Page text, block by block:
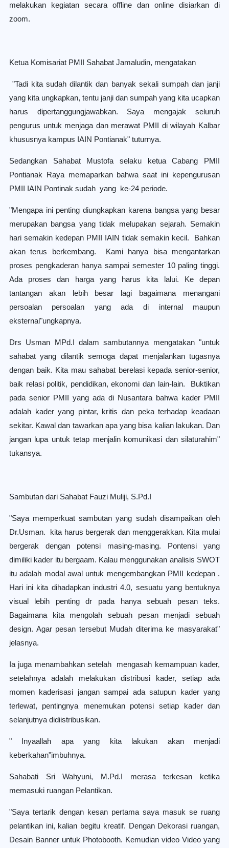
melakukan kegiatan secara offline dan online disiarkan di
zoom.
Ketua Komisariat PMII Sahabat Jamaludin, mengatakan
"Tadi kita sudah dilantik dan banyak sekali sumpah dan janji
yang kita ungkapkan, tentu janji dan sumpah yang kita ucapkan
harus dipertanggungjawabkan. Saya mengajak seluruh
pengurus untuk menjaga dan merawat PMII di wilayah Kalbar
khususnya kampus IAIN Pontianak" tuturnya.
Sedangkan Sahabat Mustofa selaku ketua Cabang PMII
Pontianak Raya memaparkan bahwa saat ini kepengurusan
PMII IAIN Pontinak sudah yang ke-24 periode.
"Mengapa ini penting diungkapkan karena bangsa yang besar
merupakan bangsa yang tidak melupakan sejarah. Semakin
hari semakin kedepan PMII IAIN tidak semakin kecil. Bahkan
akan terus berkembang. Kami hanya bisa mengantarkan
proses pengkaderan hanya sampai semester 10 paling tinggi.
Ada proses dan harga yang harus kita lalui. Ke depan
tantangan akan lebih besar lagi bagaimana menangani
persoalan persoalan yang ada di internal maupun
eksternal"ungkapnya.
Drs Usman MPd.I dalam sambutannya mengatakan "untuk
sahabat yang dilantik semoga dapat menjalankan tugasnya
dengan baik. Kita mau sahabat berelasi kepada senior-senior,
baik relasi politik, pendidikan, ekonomi dan lain-lain. Buktikan
pada senior PMII yang ada di Nusantara bahwa kader PMII
adalah kader yang pintar, kritis dan peka terhadap keadaan
sekitar. Kawal dan tawarkan apa yang bisa kalian lakukan. Dan
jangan lupa untuk tetap menjalin komunikasi dan silaturahim"
tukansya.
Sambutan dari Sahabat Fauzi Muliji, S.Pd.I
"Saya memperkuat sambutan yang sudah disampaikan oleh
Dr.Usman. kita harus bergerak dan menggerakkan. Kita mulai
bergerak dengan potensi masing-masing. Pontensi yang
dimiliki kader itu bergaam. Kalau menggunakan analisis SWOT
itu adalah modal awal untuk mengembangkan PMII kedepan .
Hari ini kita dihadapkan industri 4.0, sesuatu yang bentuknya
visual lebih penting dr pada hanya sebuah pesan teks.
Bagaimana kita mengolah sebuah pesan menjadi sebuah
design. Agar pesan tersebut Mudah diterima ke masyarakat"
jelasnya.
Ia juga menambahkan setelah mengasah kemampuan kader,
setelahnya adalah melakukan distribusi kader, setiap ada
momen kaderisasi jangan sampai ada satupun kader yang
terlewat, pentingnya menemukan potensi setiap kader dan
selanjutnya didiistribusikan.
" Inyaallah apa yang kita lakukan akan menjadi
keberkahan"imbuhnya.
Sahabati Sri Wahyuni, M.Pd.I merasa terkesan ketika
memasuki ruangan Pelantikan.
"Saya tertarik dengan kesan pertama saya masuk se ruang
pelantikan ini, kalian begitu kreatif. Dengan Dekorasi ruangan,
Desain Banner untuk Photobooth. Kemudian video Video yang